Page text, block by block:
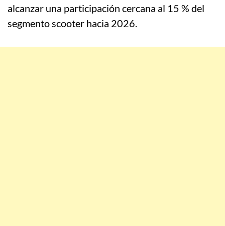
alcanzar una participación cercana al 15 % del
segmento scooter hacia 2026.